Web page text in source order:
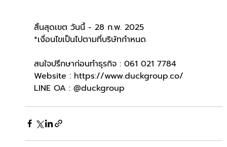
สิ้นสุดเขต วันนี้ - 28 ก.พ. 2025
*เงื่อนไขเป็นไปตามที่บริษัทกำหนด
สนใจปรึกษาก่อนทำธุรกิจ : 061 021 7784
Website : https://www.duckgroup.co/
LINE OA : @duckgroup